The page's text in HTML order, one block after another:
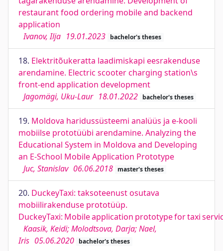
restaurant food ordering mobile and backend
application
Ivanov, Ilja 19.01.2023 bachelor's theses
18. Elektritõukeratta laadimiskapi eesrakenduse
arendamine. Electric scooter charging station\s
front-end application development
Jagomägi, Uku-Laur 18.01.2022 bachelor's theses
19. Moldova haridussüsteemi analüüs ja e-kooli
mobiilse prototüübi arendamine. Analyzing the
Educational System in Moldova and Developing
an E-School Mobile Application Prototype
Juc, Stanislav 06.06.2018 master's theses
20. DuckeyTaxi: taksoteenust osutava
mobiilirakenduse prototüüp.
DuckeyTaxi: Mobile application prototype for taxi
Kaasik, Keidi; Molodtsova, Darja; Nael,
Iris 05.06.2020 bachelor's theses